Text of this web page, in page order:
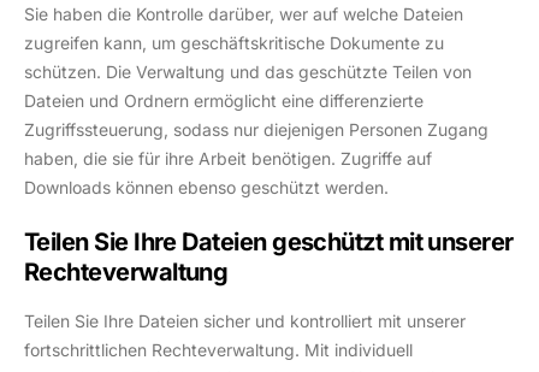
Sie haben die Kontrolle darüber, wer auf welche Dateien
zugreifen kann, um geschäftskritische Dokumente zu
schützen. Die Verwaltung und das geschützte Teilen von
Dateien und Ordnern ermöglicht eine differenzierte
Zugriffssteuerung, sodass nur diejenigen Personen Zugang
haben, die sie für ihre Arbeit benötigen. Zugriffe auf
Downloads können ebenso geschützt werden.
Teilen Sie Ihre Dateien geschützt mit unserer
Rechteverwaltung
Teilen Sie Ihre Dateien sicher und kontrolliert mit unserer
fortschrittlichen Rechteverwaltung. Mit individuell